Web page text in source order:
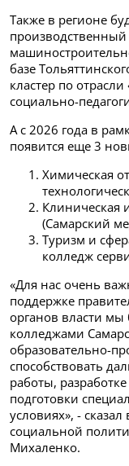
Также в регионе
производственный
базе
кластер по
социально-
А с 2026 года в
появится еще 3
Химическая
Клиническая
(Самарский
Туризм и
колледж
«Для нас очень
поддержке
органов власти мы
колледжами
образовательно-
способствовать
работы,
подготовки
условиях», -
социальной
Михаленко.